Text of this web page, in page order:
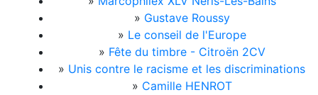
» Gustave Roussy
» Le conseil de l'Europe
» Fête du timbre - Citroën 2CV
» Unis contre le racisme et les discriminations
» Camille HENROT